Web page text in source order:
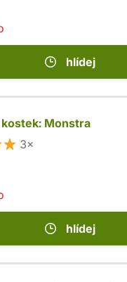
hlídej
Monstra
3×
hlídej